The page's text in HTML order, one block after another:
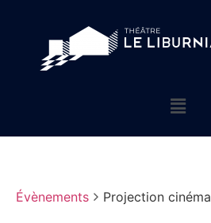
Évènements Projection cinéma